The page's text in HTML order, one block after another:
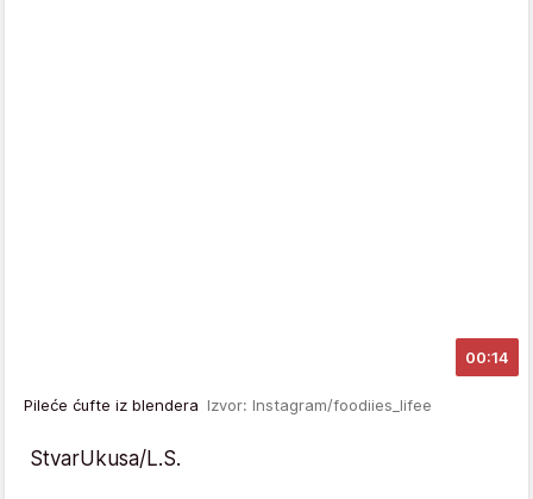
00:14
Pileće ćufte iz blendera Izvor: Instagram/foodiies_lifee
StvarUkusa/L.S.